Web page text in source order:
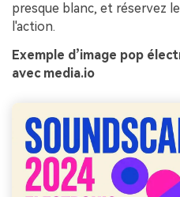
presque blanc, et réservez
l'action.
Exemple d’image pop
avec media.io